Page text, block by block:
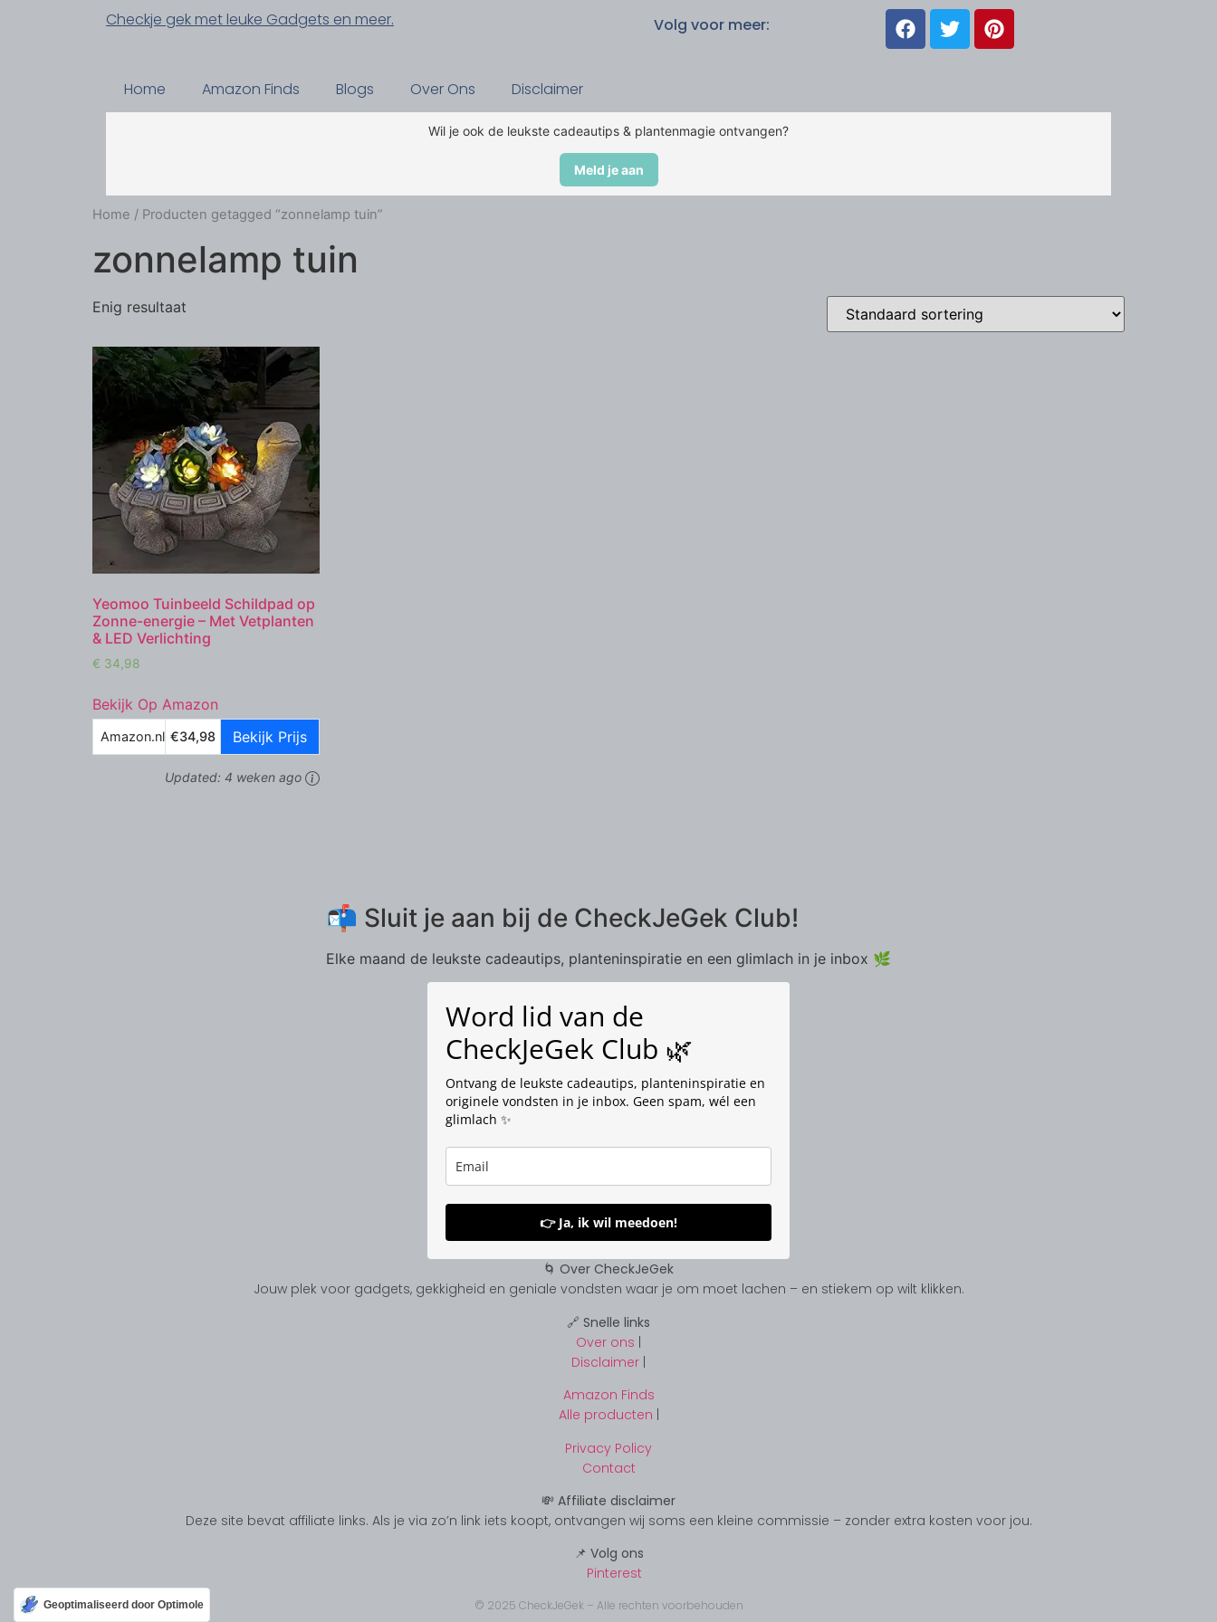
Checkje gek met leuke Gadgets en meer. Volg voor meer:
Home Amazon Finds Blogs Over Ons Disclaimer
Wil je ook de leukste cadeautips & plantenmagie ontvangen?
Meld je aan
Home / Producten getagged “zonnelamp tuin”
zonnelamp tuin
Enig resultaat
Yeomoo Tuinbeeld Schildpad op
Zonne-energie – Met Vetplanten
& LED Verlichting
€ 34,98
Bekijk Op Amazon
Amazon.nl €34,98 Bekijk Prijs
Updated:4 weken ago
📬 Sluit je aan bij de CheckJeGek Club!
Elke maand de leukste cadeautips, planteninspiratie en een glimlach in je inbox 🌿
Word lid van de
CheckJeGek Club 🌿
Ontvang de leukste cadeautips, planteninspiratie en
originele vondsten in je inbox. Geen spam, wél een
glimlach ✨
👉 Ja, ik wil meedoen!
🌀 Over CheckJeGek
Jouw plek voor gadgets, gekkigheid en geniale vondsten waar je om moet lachen – en stiekem op wilt klikken.
🔗 Snelle links
Over ons |
Disclaimer |
Amazon Finds
Alle producten
Privacy Policy
Contact
💸 Affiliate disclaimer
Deze site bevat affiliate links. Als je via zo’n link iets koopt, ontvangen wij soms een kleine commissie – zonder extra kosten voor jou.
📌 Volg ons
Pinterest
© 2025 CheckJeGek – Alle rechten voorbehouden
Geoptimaliseerd door Optimole